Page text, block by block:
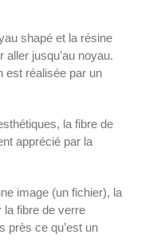
shapé et la résine
aller jusqu’au noyau.
est réalisée par un
la fibre de
apprécié par la
image (un fichier), la
la fibre de verre
près ce qu’est un